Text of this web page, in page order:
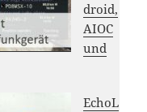
droid,
AIOC
und
EchoL